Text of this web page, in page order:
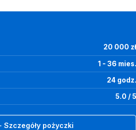
20 000 zł
1 - 36 mies.
24 godz.
5.0 / 5
Szczegóły pożyczki